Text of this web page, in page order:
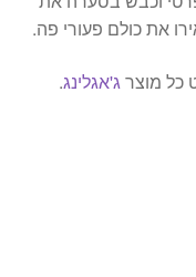
את כולם פעורי פה.
כל מוצרג'אגלינג.